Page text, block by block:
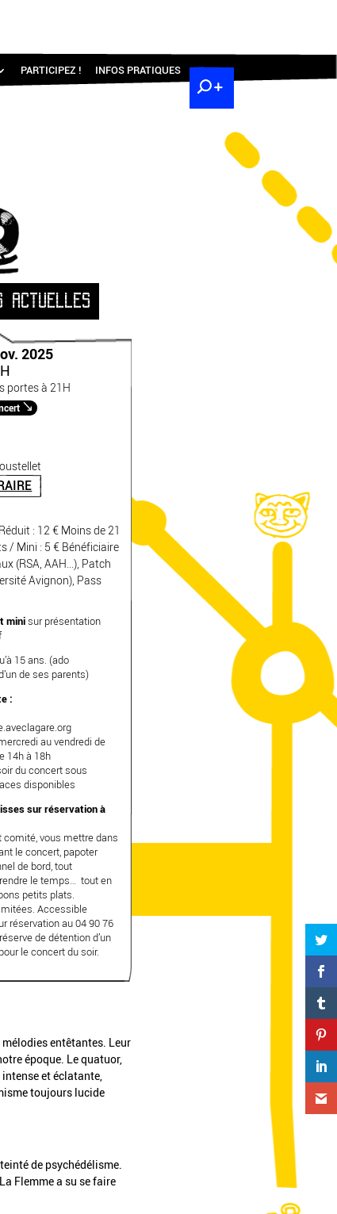
PARTICIPEZ ! INFOS PRATIQUES
ACTUELLES
2025
portes à 21H
: 12 € Moins de 21
/ Mini : 5 € Bénéficiaire
(RSA, AAH...), Patch
Avignon), Pass
minisur présentation
15 ans. (ado
de ses parents)
:
au vendredi de
14h à 18h
du concert sous
disponibles
sur réservation à
comité, vous mettre dans
le concert, papoter
de bord, tout
le temps… tout en
petits plats.
Accessible
réservation au 04 90 76
de détention d’un
le concert du soir.
mélodies entêtantes. Leur
époque. Le quatuor,
intense et éclatante,
toujours lucide
de psychédélisme.
Flemme a su se faire